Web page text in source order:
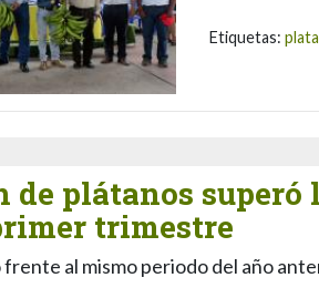
Etiquetas:
plátanos superó
trimestre
al mismo periodo del año